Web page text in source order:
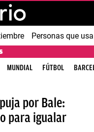
Personas que
MUNDIAL FÚTBOL
por Bale:
para igualar